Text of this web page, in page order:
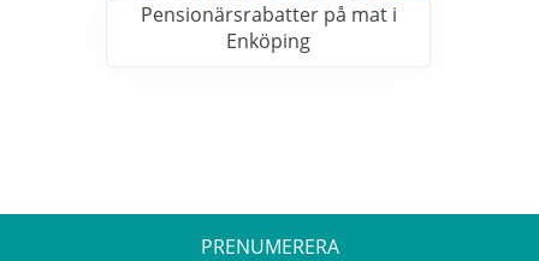
Pensionärsrabatter på mat i
Enköping
PRENUMERERA